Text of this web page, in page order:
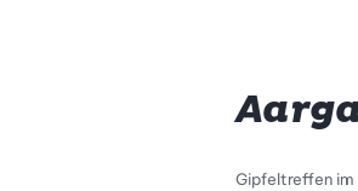
Gipfeltreffen im